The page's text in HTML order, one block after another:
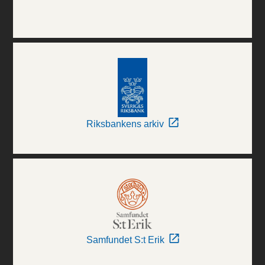
Riksbankens arkiv
Samfundet S:t Erik